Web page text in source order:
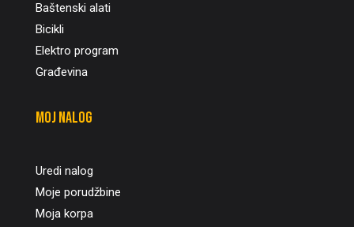
Baštenski alati
Bicikli
Elektro program
Građevina
Moj nalog
Uredi nalog
Moje porudžbine
Moja korpa